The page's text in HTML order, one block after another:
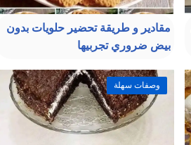
مقادير و طريقة تحضير حلويات بدون
بيض ضروري تجربيها
وصفات سهلة